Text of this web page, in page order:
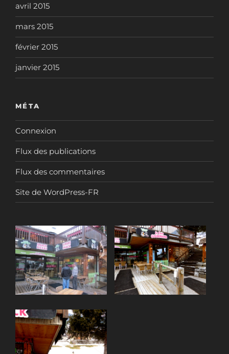
avril 2015
mars 2015
février 2015
janvier 2015
MÉTA
Connexion
Flux des publications
Flux des commentaires
Site de WordPress-FR